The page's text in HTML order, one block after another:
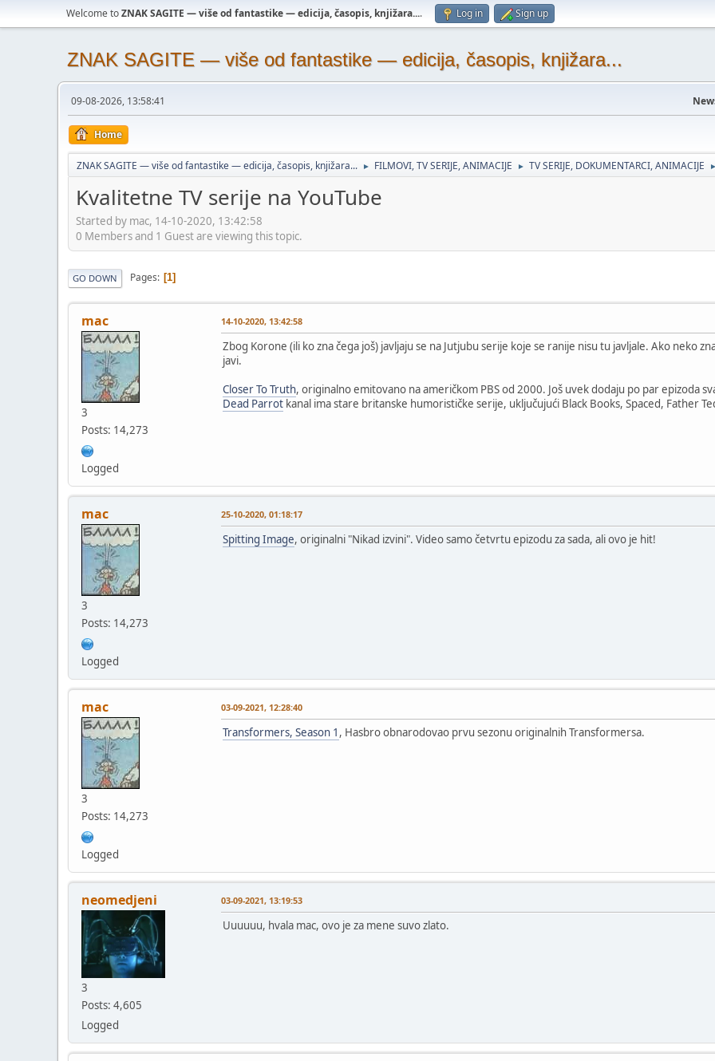
Welcome toZNAK SAGITE — više od fantastike — edicija, časopis, knjižara.... Log in Sign up
ZNAK SAGITE — više od fantastike — edicija, časopis, knjižara...
09-08-2026, 13:58:41
Home
ZNAK SAGITE — više od fantastike — edicija, časopis, knjižara... ► FILMOVI, TV SERIJE, ANIMACIJE ► TV SERIJE, DOKUMENTARCI, ANIMACIJE
Kvalitetne TV serije na YouTube
Started by mac, 14-10-2020, 13:42:58
0 Members and 1 Guest are viewing this topic.
GO DOWN Pages 1
mac
3
Posts: 14,273
Logged
14-10-2020, 13:42:58
Zbog Korone (ili ko zna čega još) javljaju se na Jutjubu serije koje se ranije nisu tu javljale. Ako neko
javi.
Closer To Truth, originalno emitovano na američkom PBS od 2000. Još uvek dodaju po par epizoda
Dead Parrot kanal ima stare britanske humorističke serije, uključujući Black Books, Spaced, Father
mac
3
Posts: 14,273
Logged
25-10-2020, 01:18:17
Spitting Image, originalni "Nikad izvini". Video samo četvrtu epizodu za sada, ali ovo je hit!
mac
3
Posts: 14,273
Logged
03-09-2021, 12:28:40
Transformers, Season 1 , Hasbro obnarodovao prvu sezonu originalnih Transformersa.
neomedjeni
3
Posts: 4,605
Logged
03-09-2021, 13:19:53
Uuuuuu, hvala mac, ovo je za mene suvo zlato.